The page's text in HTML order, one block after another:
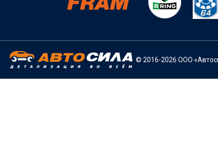
© 2016-2026 ООО